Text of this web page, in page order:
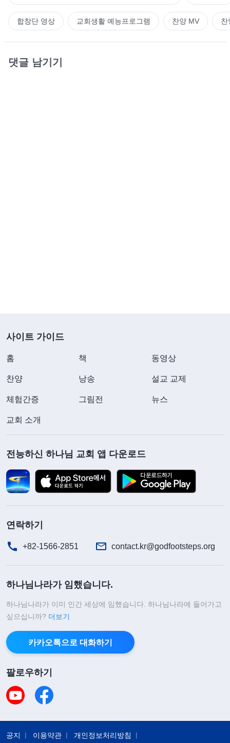
합창단 영상 교회생활 예능프로그램 찬양 MV 찬
댓글 남기기
사이트 가이드
홈 책 동영상
찬양 낭송 설교 교제
체험간증 그림전 뉴스
교회 소개
전능하신 하나님 교회 앱 다운로드
연락하기
+82-1566-2851 contact.kr@godfootsteps.org
하나님나라가 임했습니다.
하나님나라가 이미 인간 세상에 임했습니다. 하나님나라에 들어가고
싶으십니까? 더보기
카카오톡으로 대화하기
팔로우하기
공지 이용약관 개인정보처리방침